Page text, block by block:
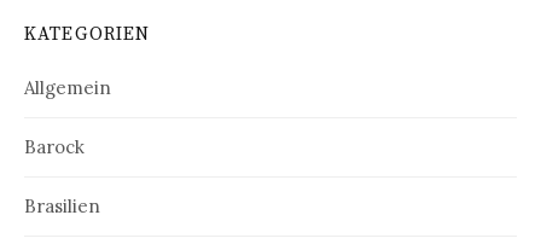
KATEGORIEN
Allgemein
Barock
Brasilien